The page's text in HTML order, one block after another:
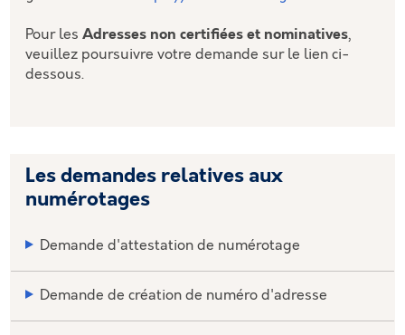
Pour lesAdresses non certifiées et nominatives,
veuillez poursuivre votre demande sur le lien ci-
dessous.
Les demandes relatives aux
numérotages
Demande d'attestation de numérotage
Demande de création de numéro d'adresse